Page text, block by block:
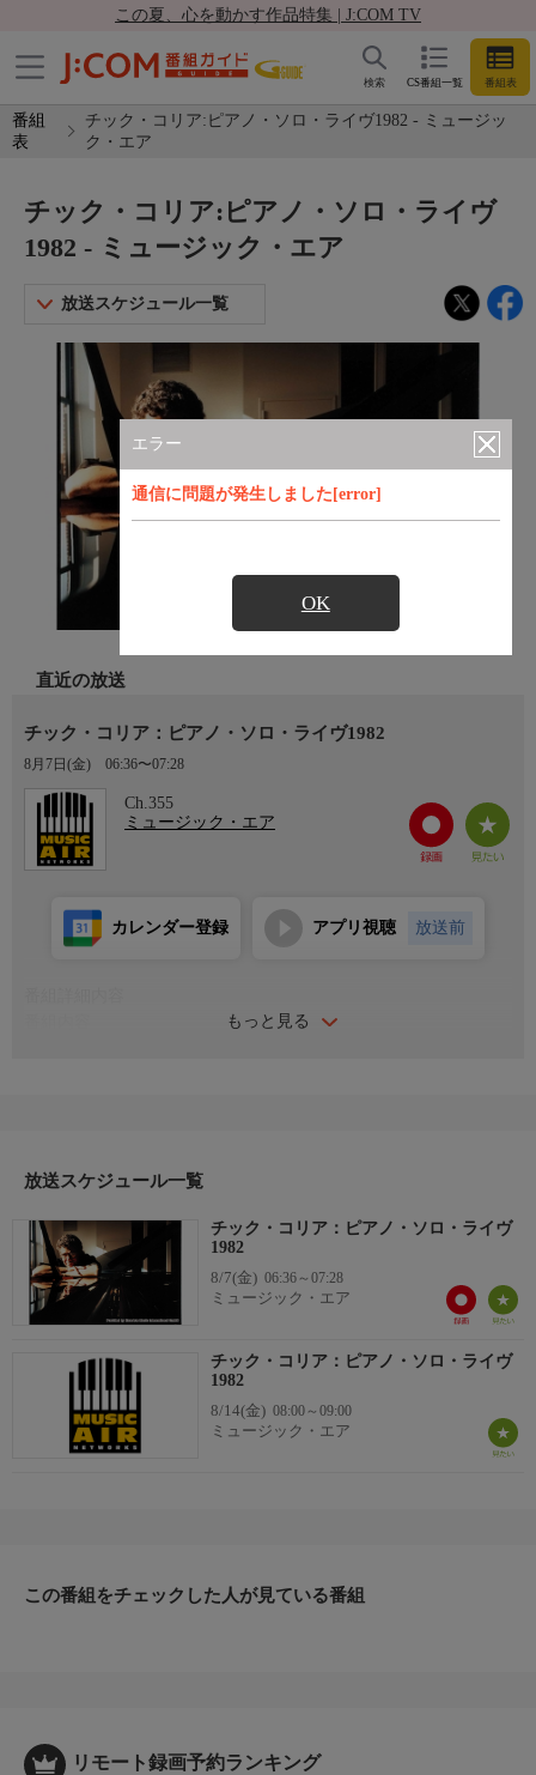
この夏、心を動かす作品特集 | J:COM TV
CS番組一覧 番組表
検索
番組
表
チック・コリア:ピアノ・ソロ・ライヴ1982 - ミュージッ
ク・エア
エラー
通信に問題が発生しました[error]
OK
チック・コリア:ピアノ・ソロ・ライヴ
1982 - ミュージック・エア
放送スケジュール一覧
直近の放送
チック・コリア：ピアノ・ソロ・ライヴ1982
8月7日(金) 06:36〜07:28
Ch.355
ミュージック・エア
もっと見る
カレンダー登録 アプリ視聴 放送前
放送スケジュール一覧
チック・コリア：ピアノ・ソロ・ライヴ
1982
8/7(金) 06:36～07:28
ミュージック・エア
チック・コリア：ピアノ・ソロ・ライヴ
1982
8/14(金) 08:00～09:00
ミュージック・エア
この番組をチェックした人が見ている番組
リモート録画予約ランキング